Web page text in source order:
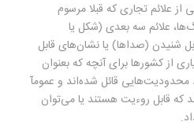
علائم تجاری که قبلا مرسوم
علائم سه بعدی (شکل یا
شنیدن (صداها) یا نشان‌های قابل
از کشورها برای آنچه که بعنوان
قائل شده‌اند و عمومآ
که قابل روءیت هستند یا می‌توان